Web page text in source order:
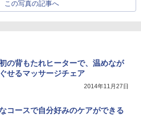
この写真の記事へ
の背もたれヒーターで、温めなが
せるマッサージチェア
2014年11月27日
コースで自分好みのケアができる